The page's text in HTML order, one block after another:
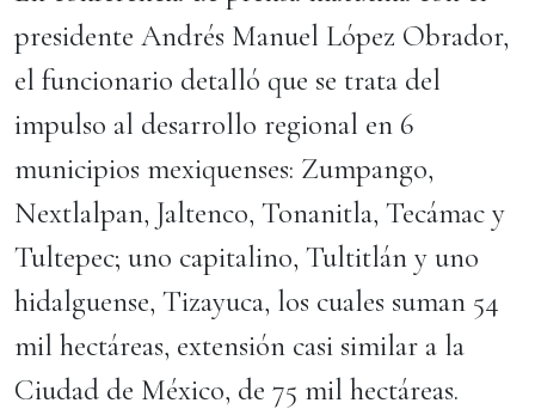
presidente Andrés Manuel López Obrador,
el funcionario detalló que se trata del
impulso al desarrollo regional en 6
municipios mexiquenses: Zumpango,
Nextlalpan, Jaltenco, Tonanitla, Tecámac y
Tultepec; uno capitalino, Tultitlán y uno
hidalguense, Tizayuca, los cuales suman 54
mil hectáreas, extensión casi similar a la
Ciudad de México, de 75 mil hectáreas.